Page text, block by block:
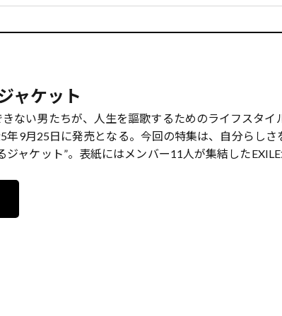
ャケット
ない男たちが、人生を謳歌するためのライフスタイ
年9月25日に発売となる。今回の特集は、自分らしさ
ジャケット”。表紙にはメンバー11人が集結した